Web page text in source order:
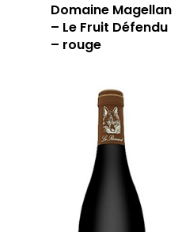
Domaine Magellan
– Le Fruit Défendu
– rouge